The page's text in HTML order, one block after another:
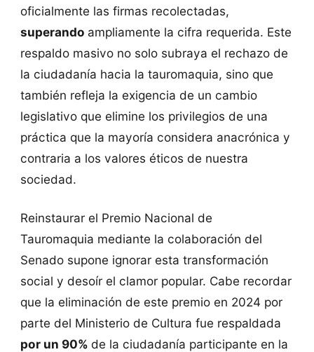
oficialmente las firmas recolectadas,
superando ampliamente la cifra requerida. Este
respaldo masivo no solo subraya el rechazo de
la ciudadanía hacia la tauromaquia, sino que
también refleja la exigencia de un cambio
legislativo que elimine los privilegios de una
práctica que la mayoría considera anacrónica y
contraria a los valores éticos de nuestra
sociedad.
Reinstaurar el Premio Nacional de
Tauromaquia mediante la colaboración del
Senado supone ignorar esta transformación
social y desoír el clamor popular. Cabe recordar
que la eliminación de este premio en 2024 por
parte del Ministerio de Cultura fue respaldada
por un 90% de la ciudadanía participante en la